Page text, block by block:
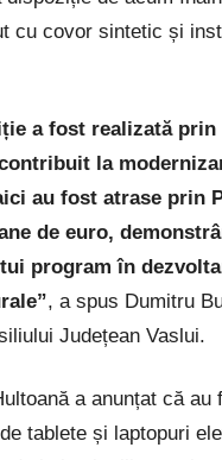
cu covor sintetic și
a fost realizată prin
la
au fost atrase prin
de euro,
program în
, a spus Dumitru
Județean Vaslui.
a anunțat că au
tablete și laptopuri